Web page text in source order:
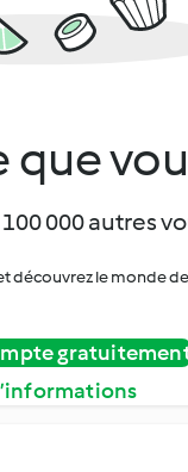
000 autres
découvrez le monde